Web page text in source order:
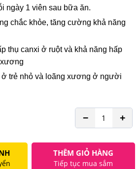
ngày 1 viên sau bữa ăn.
chắc khỏe, tăng cường khả năng
thụ canxi ở ruột và khả năng hấp
trẻ nhỏ và loãng xương ở người
+
−
THÊM GIỎ HÀNG
Tiếp tục mua sắm